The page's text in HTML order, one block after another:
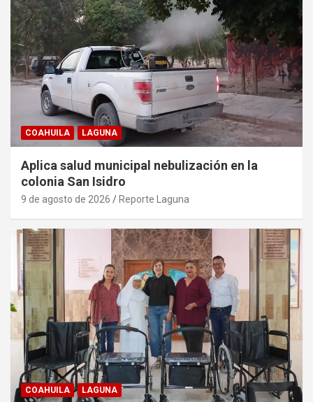
COAHUILA LAGUNA
Aplica salud municipal nebulización en la
colonia San Isidro
9 de agosto de 2026 Reporte Laguna
COAHUILA LAGUNA